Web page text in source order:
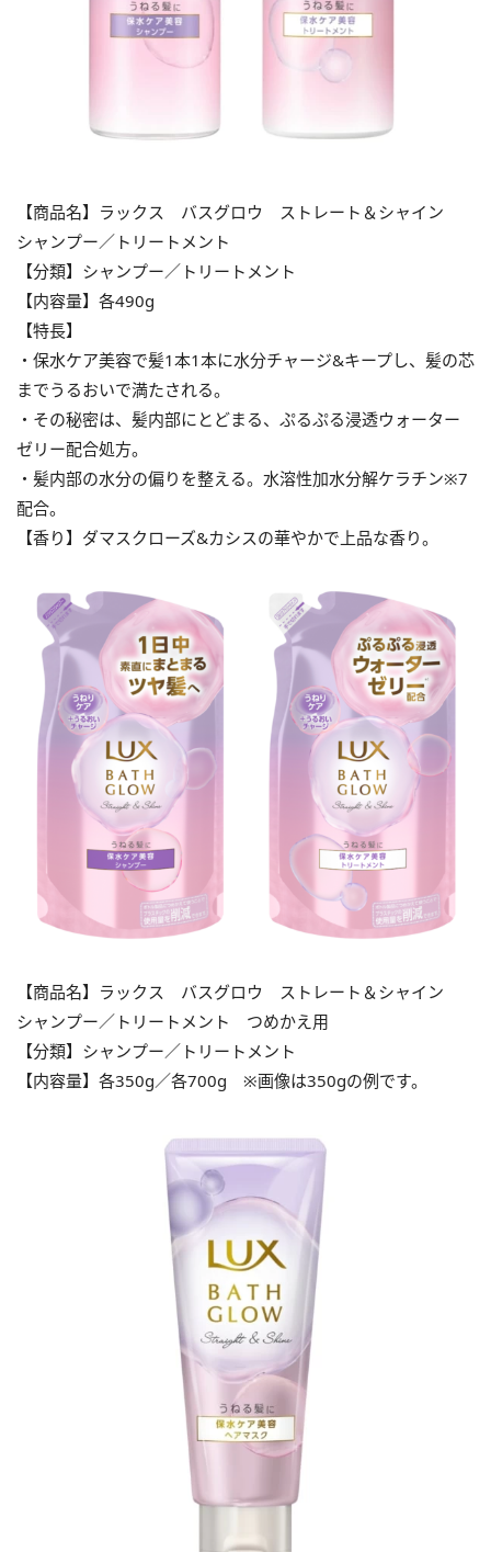
【商品名】ラックス バスグロウ ストレート＆シャイン
シャンプー／トリートメント
【分類】シャンプー／トリートメント
【内容量】各490g
【特長】
・保水ケア美容で髪1本1本に水分チャージ&キープし、髪の芯
までうるおいで満たされる。
・その秘密は、髪内部にとどまる、ぷるぷる浸透ウォーター
ゼリー配合処方。
・髪内部の水分の偏りを整える。水溶性加水分解ケラチン※7
配合。
【香り】ダマスクローズ&カシスの華やかで上品な香り。
【商品名】ラックス バスグロウ ストレート＆シャイン
シャンプー／トリートメント つめかえ用
【分類】シャンプー／トリートメント
【内容量】各350g／各700g ※画像は350gの例です。